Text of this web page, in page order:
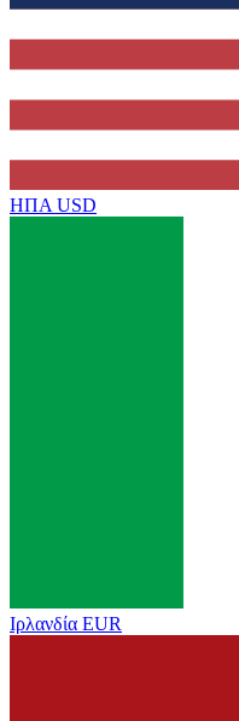
ΗΠΑ USD
Ιρλανδία EUR